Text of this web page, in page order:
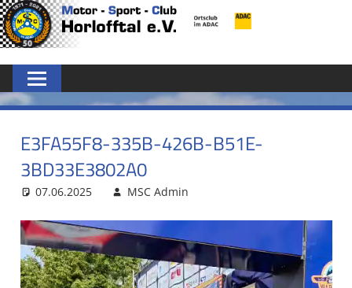
Zum
Inhalt
MSC
HORLOFFTAL
E.V.
E3FA55F8-335B-426B-B51E-
3BD33E3802A0
07.06.2025 MSC Admin
Video-
Player